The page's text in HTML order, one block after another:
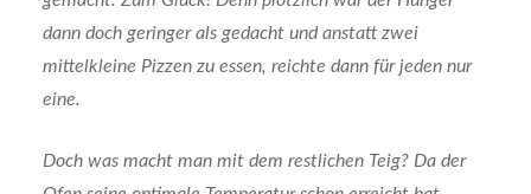
dann doch geringer als gedacht und anstatt zwei
mittelkleine Pizzen zu essen, reichte dann für jeden nur
eine.
Doch was macht man mit dem restlichen Teig? Da der